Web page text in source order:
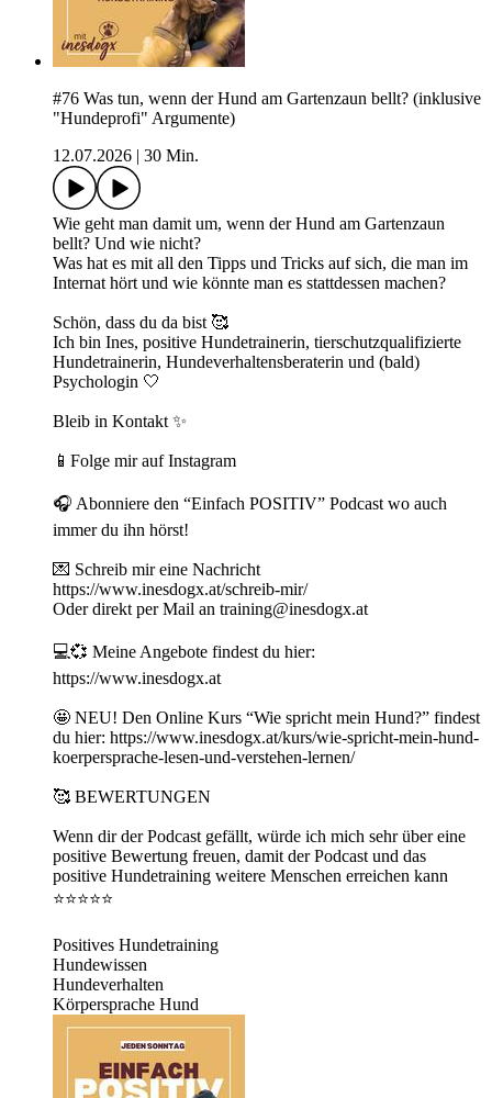
#76 Was tun, wenn der Hund am Gartenzaun bellt? (inklusive
"Hundeprofi" Argumente)
12.07.2026
30 Min.
Wie geht man damit um, wenn der Hund am Gartenzaun
bellt? Und wie nicht?
Was hat es mit all den Tipps und Tricks auf sich, die man im
Internat hört und wie könnte man es stattdessen machen?
Schön, dass du da bist 🥰
Ich bin Ines, positive Hundetrainerin, tierschutzqualifizierte
Hundetrainerin, Hundeverhaltensberaterin und (bald)
Psychologin 🤍
Bleib in Kontakt ✨
📱Folge mir auf ⁠Instagram⁠
🎧 Abonniere den “Einfach POSITIV” Podcast wo auch
immer du ihn hörst!
💌 Schreib mir eine Nachricht
https://www.inesdogx.at/schreib-mir/
Oder direkt per Mail an training@inesdogx.at⁠
💻💞 Meine Angebote findest du hier:
https://www.inesdogx.at
🤩 NEU! Den Online Kurs “Wie spricht mein Hund?” findest
du hier: ⁠https://www.inesdogx.at/kurs/wie-spricht-mein-hund-
koerpersprache-lesen-und-verstehen-lernen/⁠
🥰 BEWERTUNGEN
Wenn dir der Podcast gefällt, würde ich mich sehr über eine
positive Bewertung freuen, damit der Podcast und das
positive Hundetraining weitere Menschen erreichen kann
⭐⭐⭐⭐⭐
Positives Hundetraining
Hundewissen
Hundeverhalten
Körpersprache Hund